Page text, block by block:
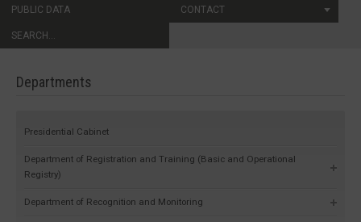
PUBLIC DATA CONTACT
SEARCH...
Departments
Presidential Cabinet
Department of Registration and Training (Basic and Operational
Registry)
Department of Recognition and Monitoring